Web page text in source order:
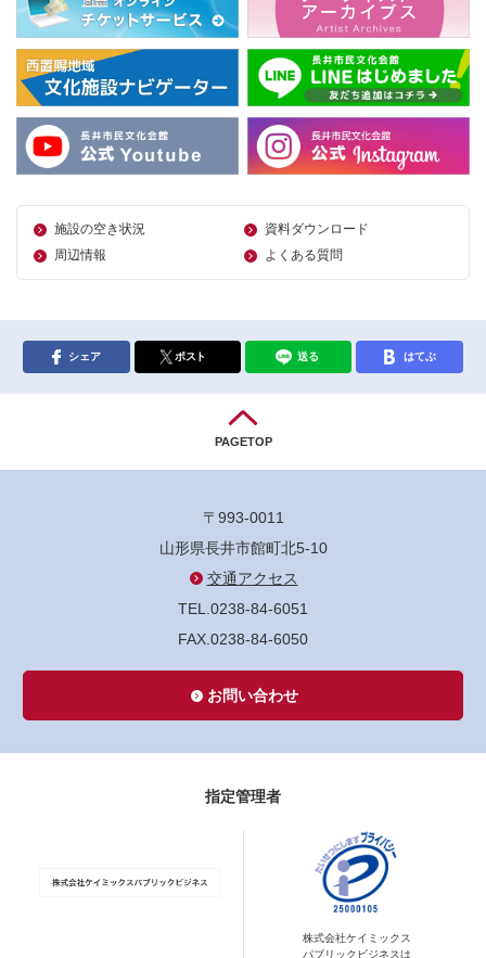
施設の空き状況
資料ダウンロード
周辺情報
よくある質問
シェア ポスト 送る はてぶ
PAGETOP
〒993-0011
山形県長井市館町北5-10
交通アクセス
TEL.0238-84-6051
FAX.0238-84-6050
お問い合わせ
指定管理者
株式会社ケイミックス
パブリックビジネスは